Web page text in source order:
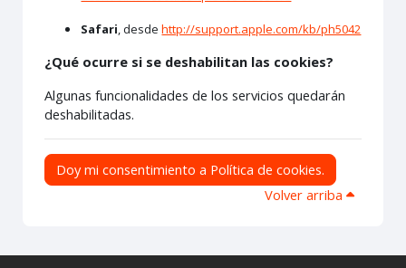
Safari, desdehttp://support.apple.com/kb/ph5042
¿Qué ocurre si se deshabilitan las cookies?
Algunas funcionalidades de los servicios quedarán
deshabilitadas.
Doy mi consentimiento a Política de cookies.
Volver arriba